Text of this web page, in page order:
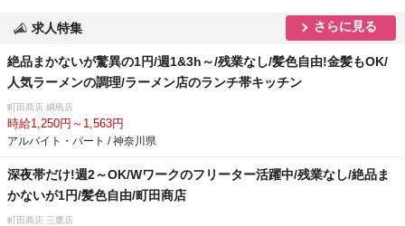
求人特集 さらに見る
絶品まかないが驚異の1円/週1&3h～/残業なし/髪色自由!金髪もOK/
人気ラーメンの調理/ラーメン店のランチ帯キッチン
町田商店 綱島店
時給1,250円～1,563円
アルバイト・パート / 神奈川県
深夜帯だけ!週2～OK/Wワークのフリーター活躍中/残業なし/絶品ま
かないが1円/髪色自由/町田商店
町田商店 三鷹店